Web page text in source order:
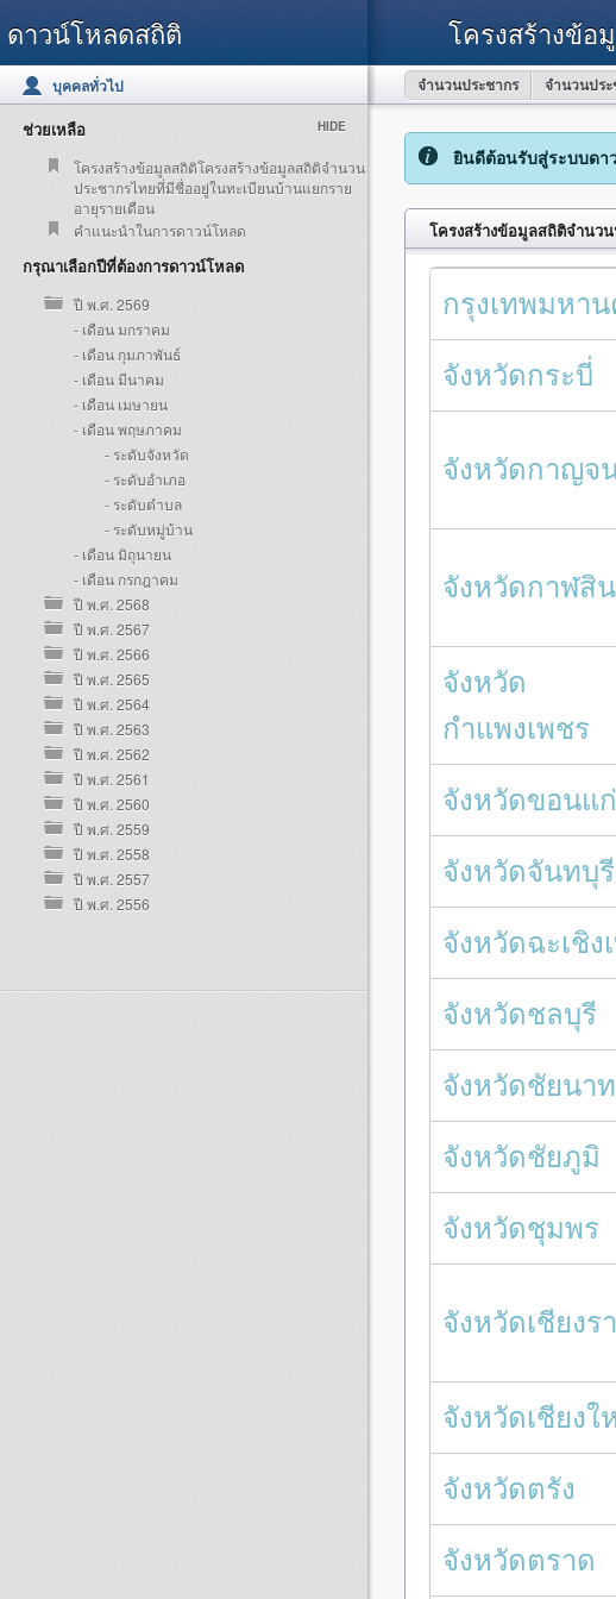
ดาวน์โหลดสถิติ โครงสร้างข้อ
บุคคลทั่วไป จำนวนประชากร จำนวนปร
ช่วยเหลือ HIDE
โครงสร้างข้อมูลสถิติโครงสร้างข้อมูลสถิติจำนวน
ประชากรไทยที่มีชื่ออยู่ในทะเบียนบ้านแยกราย
อายุรายเดือน
คำแนะนำในการดาวน์โหลด
กรุณาเลือกปีที่ต้องการดาวน์โหลด
ปี พ.ศ. 2569
- เดือน มกราคม
- เดือน กุมภาพันธ์
- เดือน มีนาคม
- เดือน เมษายน
- เดือน พฤษภาคม
- ระดับจังหวัด
- ระดับอำเภอ
- ระดับตำบล
- ระดับหมู่บ้าน
- เดือน มิถุนายน
- เดือน กรกฎาคม
ปี พ.ศ. 2568
ปี พ.ศ. 2567
ปี พ.ศ. 2566
ปี พ.ศ. 2565
ปี พ.ศ. 2564
ปี พ.ศ. 2563
ปี พ.ศ. 2562
ปี พ.ศ. 2561
ปี พ.ศ. 2560
ปี พ.ศ. 2559
ปี พ.ศ. 2558
ปี พ.ศ. 2557
ปี พ.ศ. 2556
ยินดีต้อนรับสู่ระบบดา
โครงสร้างข้อมูลสถิติจำนว
กรุงเทพมหา
จังหวัดกระบี่
จังหวัดกาญจ
จังหวัดกาฬสิ
จังหวัด
กำแพงเพชร
จังหวัดขอนแ
จังหวัดจันทบุรี
จังหวัดฉะเชิง
จังหวัดชลบุรี
จังหวัดชัยนาท
จังหวัดชัยภูมิ
จังหวัดชุมพร
จังหวัดเชียงร
จังหวัดเชียงใ
จังหวัดตรัง
จังหวัดตราด